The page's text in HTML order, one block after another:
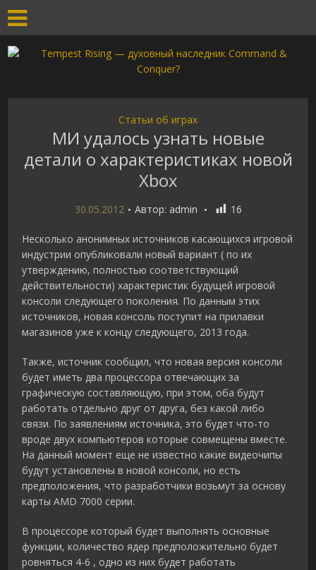
Статьи об играх
МИ удалось узнать новые
детали о характеристиках новой
Хboх
30.05.2012 Автор: admin 16
Несколько анонимных источников касающихся игровой
индустрии опубликовали новый вариант ( по их
утверждению, полностью соответствующий
действительности) характеристик будущей игровой
консоли следующего поколения. По данным этих
источников, новая консоль поступит на прилавки
магазинов уже к концу следующего, 2013 года.
Также, источник сообщил, что новая версия консоли
будет иметь два процессора отвечающих за
графическую составляющую, при этом, оба будут
работать отдельно друг от друга, без какой либо
связи. По заявлениям источника, это будет что-то
вроде двух компьютеров которые совмещены вместе.
На данный момент еще не известно какие видеочипы
будут установлены в новой консоли, но есть
предположения, что разработчики возьмут за основу
карты АМD 7000 серии.
В процессоре который будет выполнять основные
функции, количество ядер предположительно будет
ровняться 4-6 , одно из них будет работать